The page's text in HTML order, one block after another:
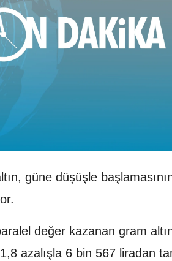
güne düşüşle
değer kazanan gram
azalışla 6 bin 567 liradan